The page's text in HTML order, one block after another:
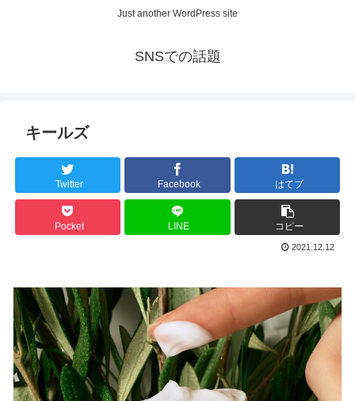
Just another WordPress site
SNSでの話題
キールズ
Twitter Facebook はてブ
Pocket LINE コピー
2021.12.12